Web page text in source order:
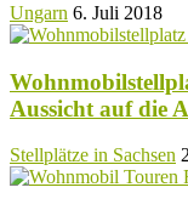
Ungarn 6. Juli 2018
Aussicht auf die
Stellplätze in Sachsen